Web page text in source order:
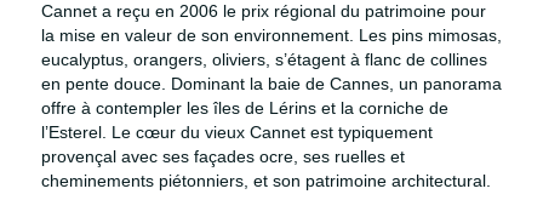
Cannet a reçu en 2006 le prix régional du patrimoine pour
la mise en valeur de son environnement. Les pins mimosas,
eucalyptus, orangers, oliviers, s’étagent à flanc de collines
en pente douce. Dominant la baie de Cannes, un panorama
offre à contempler les îles de Lérins et la corniche de
l’Esterel. Le cœur du vieux Cannet est typiquement
provençal avec ses façades ocre, ses ruelles et
cheminements piétonniers, et son patrimoine architectural.